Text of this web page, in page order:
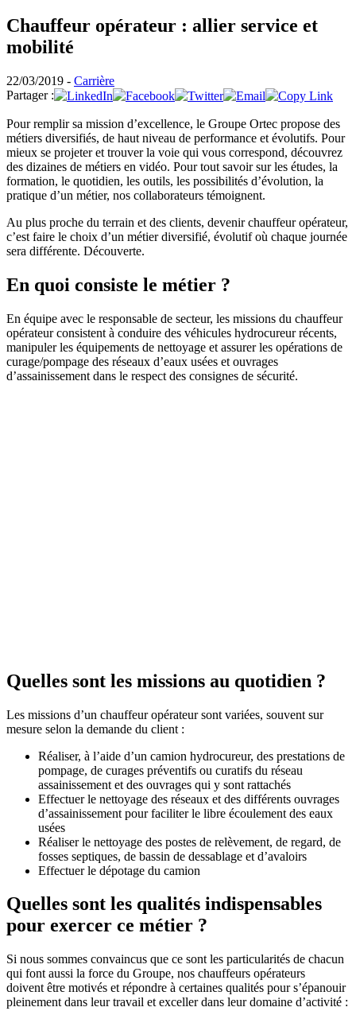
Chauffeur opérateur : allier service et
mobilité
22/03/2019 - Carrière
Partager :
Pour remplir sa mission d’excellence, le Groupe Ortec propose des
métiers diversifiés, de haut niveau de performance et évolutifs. Pour
mieux se projeter et trouver la voie qui vous correspond, découvrez
des dizaines de métiers en vidéo. Pour tout savoir sur les études, la
formation, le quotidien, les outils, les possibilités d’évolution, la
pratique d’un métier, nos collaborateurs témoignent.
Au plus proche du terrain et des clients, devenir chauffeur opérateur,
c’est faire le choix d’un métier diversifié, évolutif où chaque journée
sera différente. Découverte.
En quoi consiste le métier ?
En équipe avec le responsable de secteur, les missions du chauffeur
opérateur consistent à conduire des véhicules hydrocureur récents,
manipuler les équipements de nettoyage et assurer les opérations de
curage/pompage des réseaux d’eaux usées et ouvrages
d’assainissement dans le respect des consignes de sécurité.
Quelles sont les missions au quotidien ?
Les missions d’un chauffeur opérateur sont variées, souvent sur
mesure selon la demande du client :
Réaliser, à l’aide d’un camion hydrocureur, des prestations de
pompage, de curages préventifs ou curatifs du réseau
assainissement et des ouvrages qui y sont rattachés
Effectuer le nettoyage des réseaux et des différents ouvrages
d’assainissement pour faciliter le libre écoulement des eaux
usées
Réaliser le nettoyage des postes de relèvement, de regard, de
fosses septiques, de bassin de dessablage et d’avaloirs
Effectuer le dépotage du camion
Quelles sont les qualités indispensables
pour exercer ce métier ?
Si nous sommes convaincus que ce sont les particularités de chacun
qui font aussi la force du Groupe, nos chauffeurs opérateurs
doivent être motivés et répondre à certaines qualités pour s’épanouir
pleinement dans leur travail et exceller dans leur domaine d’activité :